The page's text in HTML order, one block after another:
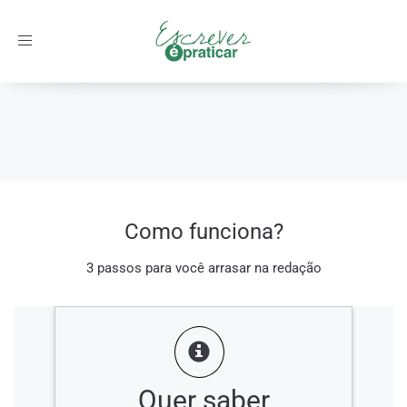
Toggle
Como funciona?
3 passos para você arrasar na redação
Quer saber